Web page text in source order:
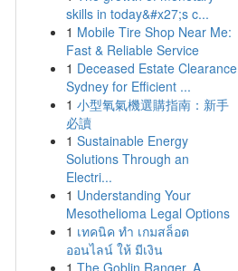
skills in today&#x27;s c...
1 Mobile Tire Shop Near Me:
Fast & Reliable Service
1 Deceased Estate Clearance
Sydney for Efficient ...
1 小型氧氣機選購指南：新手
必讀
1 Sustainable Energy
Solutions Through an
Electri...
1 Understanding Your
Mesothelioma Legal Options
1 เทคนิค ทำ เกมสล็อต
ออนไลน์ ให้ มีเงิน
1 The Goblin Ranger, A